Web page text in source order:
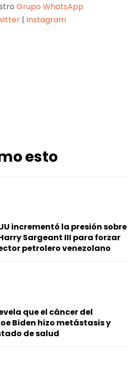
Grupo WhatsApp
| Instagram
esto
incrementó la presión sobre
Sargeant III para forzar
petrolero venezolano
que el cáncer del
Biden hizo metástasis y
de salud